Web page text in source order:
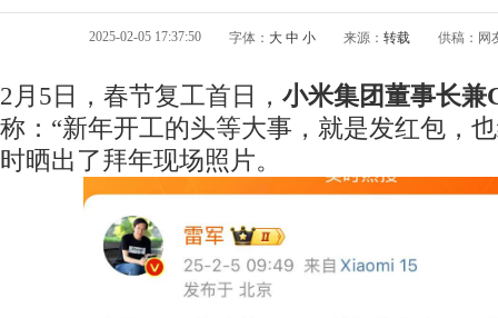
2025-02-05 17:37:50 字体： 大 中 小 来源： 转载 供稿：网
2月5日，春节复工首日， 小米集团董事长兼
称：“新年开工的头等大事，就是发红包，
时晒出了拜年现场照片。